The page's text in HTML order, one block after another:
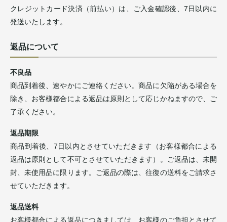
クレジットカード決済（前払い）は、ご入金確認後、7日以内に
発送いたします。
返品について
不良品
商品到着後、速やかにご連絡ください。商品に欠陥がある場合を
除き、お客様都合による返品は原則として応じかねますので、ご
了承ください。
返品期限
商品到着後、7日以内とさせていただきます（お客様都合による
返品は原則として不可とさせていただきます）。ご返品は、未開
封、未使用品に限ります。ご返品の際は、往復の送料をご請求さ
せていただきます。
返品送料
お客様都合による返品につきましては、お客様のご負担とさせて